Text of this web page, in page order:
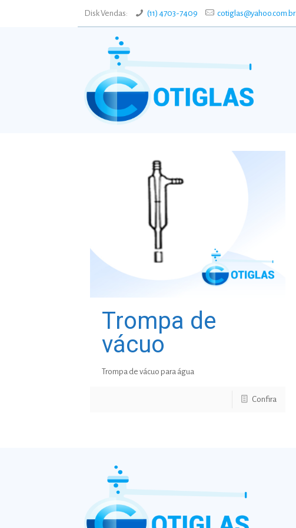
Disk Vendas: (11) 4703-7409 cotiglas@yahoo.com.br
Trompa de
vácuo
Trompa de vácuo para água
Confira